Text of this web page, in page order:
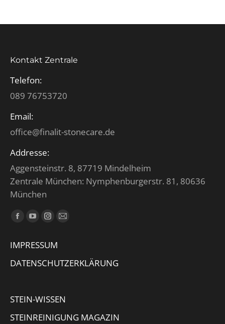
Kontakt Zentrale
Telefon:
089 76753720
Email:
office@finalit-stonecare.de
Addresse:
Aggensteinstr. 8, 87719 Mindelheim
Zentrale München: Nymphenburgerstr. 81, 80636
München
Finden Sie uns auf:
Facebook
opens
in
YouTube
opens
in
Instagram
opens
in
E-
opens
window
IMPRESSUM
DATENSCHUTZERKLÄRUNG
STEIN-WISSEN
STEINREINIGUNG MAGAZIN